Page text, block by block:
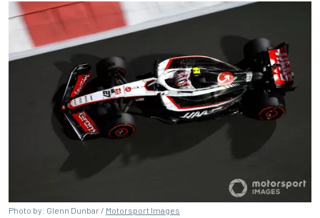
Photo by: Glenn Dunbar / Motorsport Images